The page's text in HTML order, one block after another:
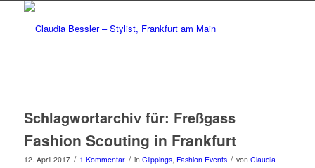
Schlagwortarchiv für: Freßgass
Fashion Scouting in Frankfurt
12. April 2017 / 1 Kommentar / in Clippings, Fashion Events / von Claudia